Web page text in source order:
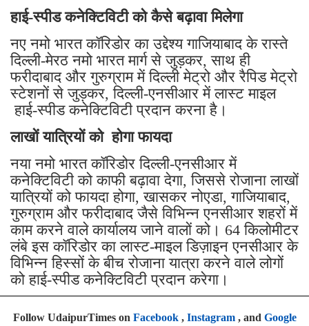
हाई-स्पीड कनेक्टिविटी को कैसे बढ़ावा मिलेगा
नए नमो भारत कॉरिडोर का उद्देश्य गाजियाबाद के रास्ते
दिल्ली-मेरठ नमो भारत मार्ग से जुड़कर, साथ ही
फरीदाबाद और गुरुग्राम में दिल्ली मेट्रो और रैपिड मेट्रो
स्टेशनों से जुड़कर, दिल्ली-एनसीआर में लास्ट माइल
हाई-स्पीड कनेक्टिविटी प्रदान करना है।
लाखों यात्रियों को होगा फायदा
नया नमो भारत कॉरिडोर दिल्ली-एनसीआर में
कनेक्टिविटी को काफी बढ़ावा देगा, जिससे रोजाना लाखों
यात्रियों को फायदा होगा, खासकर नोएडा, गाजियाबाद,
गुरुग्राम और फरीदाबाद जैसे विभिन्न एनसीआर शहरों में
काम करने वाले कार्यालय जाने वालों को। 64 किलोमीटर
लंबे इस कॉरिडोर का लास्ट-माइल डिज़ाइन एनसीआर के
विभिन्न हिस्सों के बीच रोजाना यात्रा करने वाले लोगों
को हाई-स्पीड कनेक्टिविटी प्रदान करेगा।
Follow UdaipurTimes on Facebook, Instagram, and Google